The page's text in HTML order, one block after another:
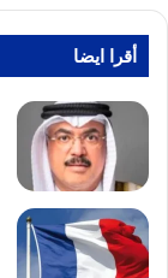
أقرا ايضا